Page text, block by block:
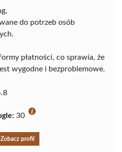
do potrzeb osób
płatności, co sprawia, że
wygodne i bezproblemowe.
30
Zobacz profil